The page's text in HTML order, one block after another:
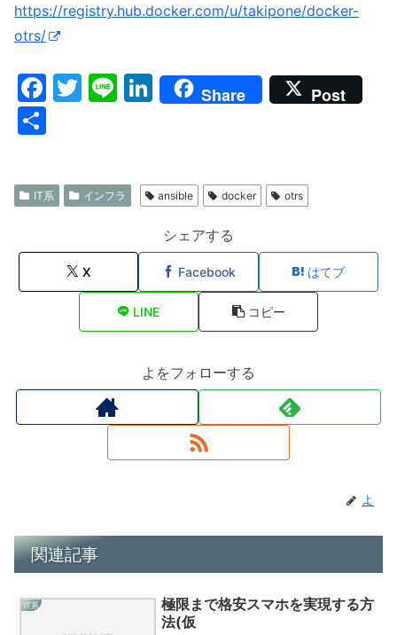
https://registry.hub.docker.com/u/takipone/docker-
otrs/
F
b
o
k
T
Li Li
n
dI
n
Share Post
IT系 インフラ ansible docker otrs
シェアする
X Facebook はてブ
LINE コピー
よをフォローする
よ
関連記事
IT系
極限まで格安スマホを実現する方
法(仮